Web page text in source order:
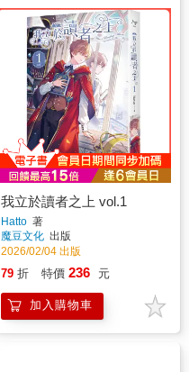
我立於讀者之上 vol.1
Hatto 著
魔豆文化 出版
2026/02/04 出版
79 折 特價 236 元
加入購物車